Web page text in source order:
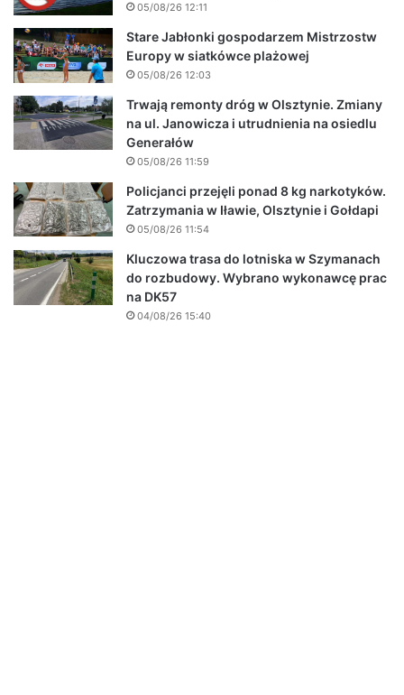
05/08/26 12:11
Stare Jabłonki gospodarzem Mistrzostw
Europy w siatkówce plażowej
05/08/26 12:03
Trwają remonty dróg w Olsztynie. Zmiany
na ul. Janowicza i utrudnienia na osiedlu
Generałów
05/08/26 11:59
Policjanci przejęli ponad 8 kg narkotyków.
Zatrzymania w Iławie, Olsztynie i Gołdapi
05/08/26 11:54
Kluczowa trasa do lotniska w Szymanach
do rozbudowy. Wybrano wykonawcę prac
na DK57
04/08/26 15:40